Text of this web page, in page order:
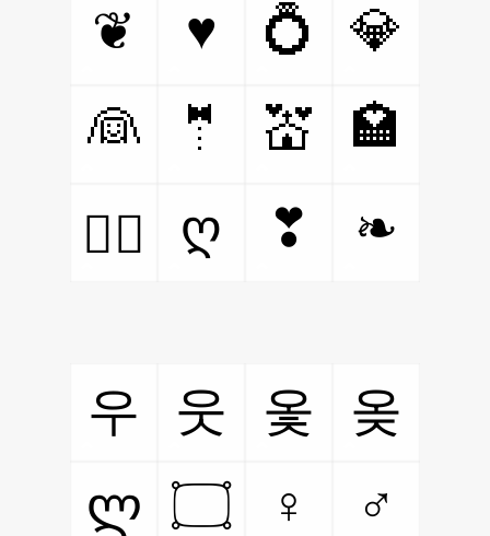
❦
♥ 💍
💎
👰
🤵 💒
🏩
❤️‍🔥
ღ ❣ ❧
우 웃 옻
옺
ლ ۝ ♀
♂